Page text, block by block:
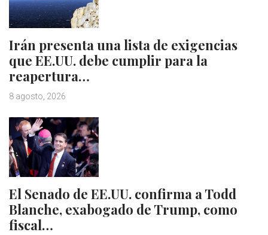
Irán presenta una lista de exigencias
que EE.UU. debe cumplir para la
reapertura…
8 agosto, 2026
El Senado de EE.UU. confirma a Todd
Blanche, exabogado de Trump, como
fiscal…